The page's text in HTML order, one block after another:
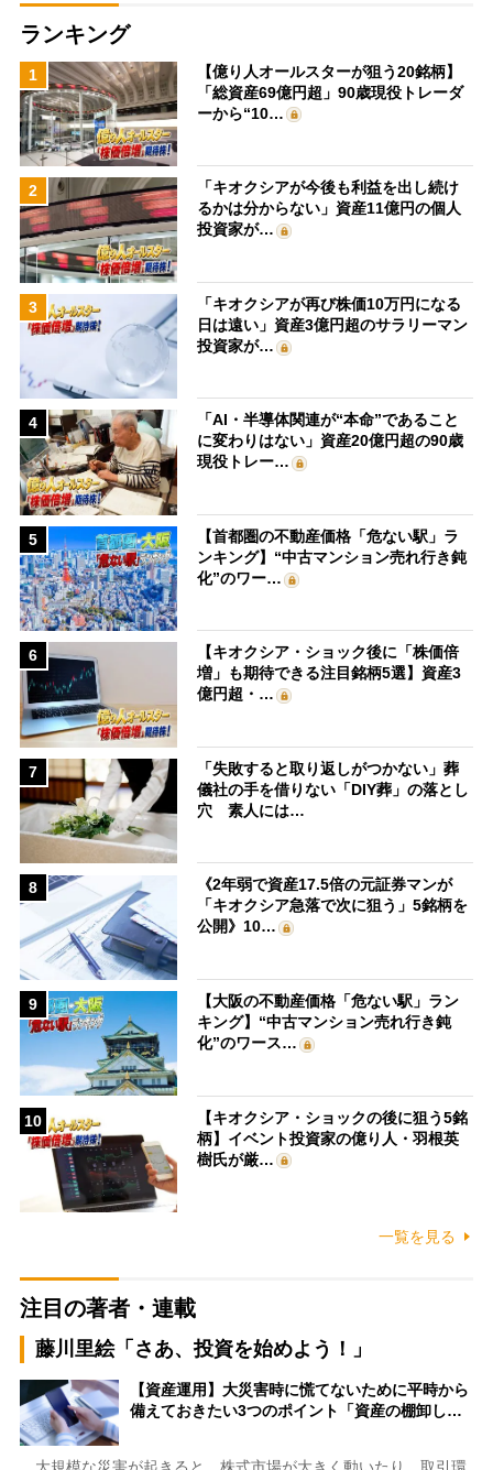
ランキング
1
【億り人オールスターが狙う20銘柄】
「総資産69億円超」90歳現役トレーダ
ーから“10…
2
「キオクシアが今後も利益を出し続け
るかは分からない」資産11億円の個人
投資家が…
3
「キオクシアが再び株価10万円になる
日は遠い」資産3億円超のサラリーマン
投資家が…
4
「AI・半導体関連が“本命”であること
に変わりはない」資産20億円超の90歳
現役トレー…
5
【首都圏の不動産価格「危ない駅」ラ
ンキング】“中古マンション売れ行き鈍
化”のワー…
6
【キオクシア・ショック後に「株価倍
増」も期待できる注目銘柄5選】資産3
億円超・…
7
「失敗すると取り返しがつかない」葬
儀社の手を借りない「DIY葬」の落とし
穴 素人には…
8
《2年弱で資産17.5倍の元証券マンが
「キオクシア急落で次に狙う」5銘柄を
公開》10…
9
【大阪の不動産価格「危ない駅」ラン
キング】“中古マンション売れ行き鈍
化”のワース…
10
【キオクシア・ショックの後に狙う5銘
柄】イベント投資家の億り人・羽根英
樹氏が厳…
一覧を見る
注目の著者・連載
藤川里絵「さあ、投資を始めよう！」
【資産運用】大災害時に慌てないために平時から
備えておきたい3つのポイント「資産の棚卸し…